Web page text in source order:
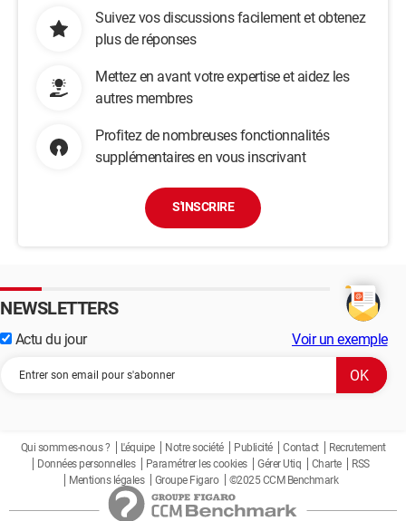
Suivez vos discussions facilement et obtenez
plus de réponses
Mettez en avant votre expertise et aidez les
autres membres
Profitez de nombreuses fonctionnalités
supplémentaires en vous inscrivant
S'INSCRIRE
NEWSLETTERS
Actu du jour Voir un exemple
Qui sommes-nous ? L'équipe Notre société Publicité Contact
Recrutement
Données personnelles
Paramétrer les cookies Gérer Utiq Charte
RSS
Mentions légales
Groupe Figaro ©2025 CCM Benchmark